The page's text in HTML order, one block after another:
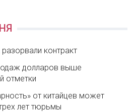
контракт
долларов выше
отметки
от китайцев может
лет тюрьмы